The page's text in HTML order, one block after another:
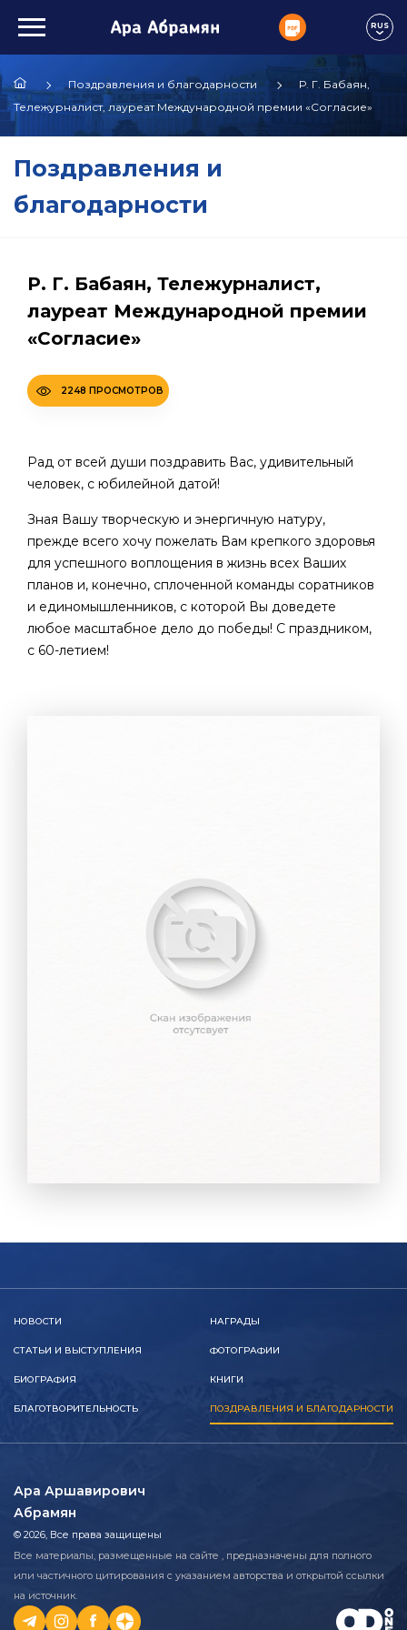
RUS
Поздравления и благодарности
Р. Г. Бабаян,
Тележурналист, лауреат Международной премии «Согласие»
Поздравления и
благодарности
Р. Г. Бабаян, Тележурналист,
лауреат Международной премии
«Согласие»
2248 ПРОСМОТРОВ
Рад от всей души поздравить Вас, удивительный
человек, с юбилейной датой!
Зная Вашу творческую и энергичную натуру,
прежде всего хочу пожелать Вам крепкого здоровья
для успешного воплощения в жизнь всех Ваших
планов и, конечно, сплоченной команды соратников
и единомышленников, с которой Вы доведете
любое масштабное дело до победы! С праздником,
с 60-летием!
НОВОСТИ
СТАТЬИ И ВЫСТУПЛЕНИЯ
БИОГРАФИЯ
БЛАГОТВОРИТЕЛЬНОСТЬ
НАГРАДЫ
ФОТОГРАФИИ
КНИГИ
ПОЗДРАВЛЕНИЯ И БЛАГОДАРНОСТИ
Ара Аршавирович
Абрамян
© 2026, Все права защищены
Все материалы, размещенные на сайте , предназначены для полного
или частичного цитирования с указанием авторства и открытой ссылки
на источник.